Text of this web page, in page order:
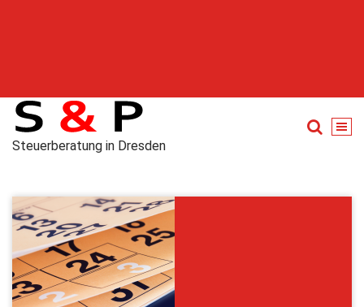
Steuerberatung in Dresden